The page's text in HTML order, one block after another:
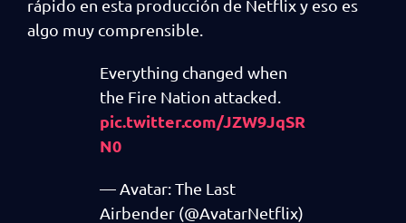
rápido en esta producción de Netflix y eso es
algo muy comprensible.
Everything changed when
the Fire Nation attacked.
pic.twitter.com/JZW9JqSR
N0
— Avatar: The Last
Airbender (@AvatarNetflix)